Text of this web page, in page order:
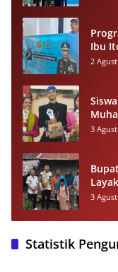
Ibu
2
dan
3
3
Statistik